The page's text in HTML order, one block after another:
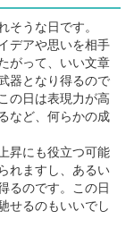
うな日です。
デアや思いを相手
がって、いい文章
器となり得るので
の日は表現力が高
など、何らかの成
昇にも役立つ可能
れますし、あるい
るのです。この日
せるのもいいでし